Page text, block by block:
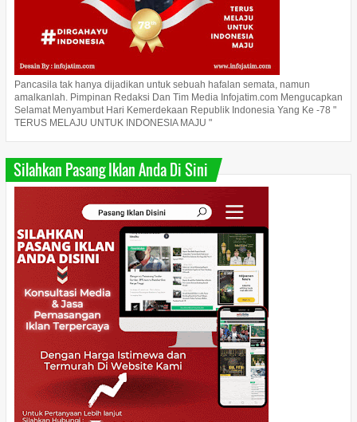
Pancasila tak hanya dijadikan untuk sebuah hafalan semata, namun
amalkanlah. Pimpinan Redaksi Dan Tim Media Infojatim.com Mengucapkan
Selamat Menyambut Hari Kemerdekaan Republik Indonesia Yang Ke -78 "
TERUS MELAJU UNTUK INDONESIA MAJU "
Silahkan Pasang Iklan Anda Di Sini